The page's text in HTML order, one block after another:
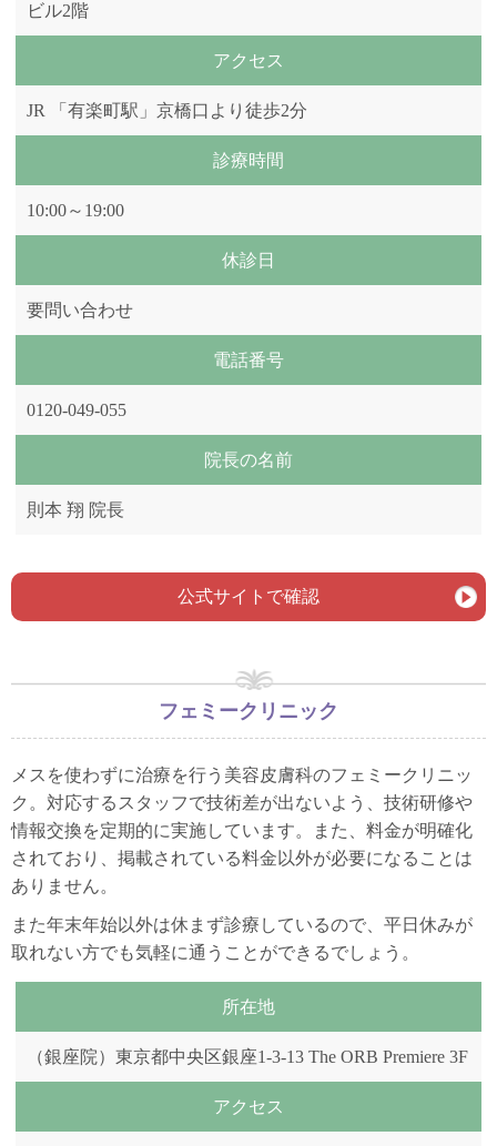
ビル2階
アクセス
JR 「有楽町駅」京橋口より徒歩2分
診療時間
10:00～19:00
休診日
要問い合わせ
電話番号
0120-049-055
院長の名前
則本 翔 院長
公式サイトで確認
フェミークリニック
メスを使わずに治療を行う美容皮膚科のフェミークリニッ
ク。対応するスタッフで技術差が出ないよう、技術研修や
情報交換を定期的に実施しています。また、料金が明確化
されており、掲載されている料金以外が必要になることは
ありません。
また年末年始以外は休まず診療しているので、平日休みが
取れない方でも気軽に通うことができるでしょう。
所在地
（銀座院）東京都中央区銀座1-3-13 The ORB Premiere 3F
アクセス